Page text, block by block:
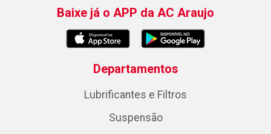
Baixe já o APP da AC Araujo
Departamentos
Lubrificantes e Filtros
Suspensão